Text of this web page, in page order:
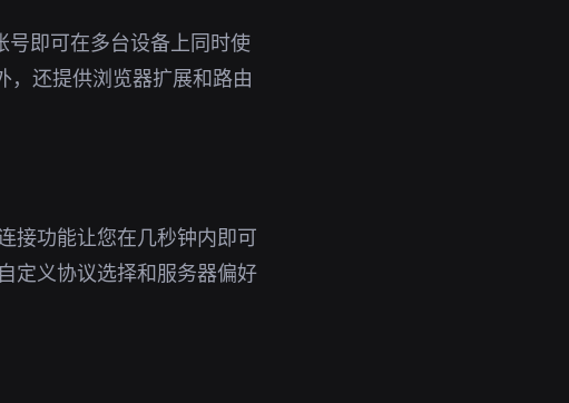
即可在多台设备上同时使
，还提供浏览器扩展和路由
接功能让您在几秒钟内即可
定义协议选择和服务器偏好